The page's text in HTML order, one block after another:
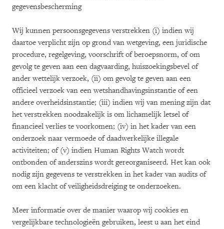
gegevensbescherming
Wij kunnen persoonsgegevens verstrekken (i) indien wij
daartoe verplicht zijn op grond van wetgeving, een juridische
procedure, regelgeving, voorschrift of beroepsnorm, of om
gevolg te geven aan een dagvaarding, huiszoekingsbevel of
ander wettelijk verzoek, (ii) om gevolg te geven aan een
officieel verzoek van een wetshandhavingsinstantie of een
andere overheidsinstantie; (iii) indien wij van mening zijn dat
het verstrekken noodzakelijk is om lichamelijk letsel of
financieel verlies te voorkomen; (iv) in het kader van een
onderzoek naar vermoede of daadwerkelijke illegale
activiteiten; of (v) indien Human Rights Watch wordt
ontbonden of anderszins wordt gereorganiseerd. Het kan ook
nodig zijn gegevens te verstrekken in het kader van audits of
om een klacht of veiligheidsdreiging te onderzoeken.
Meer informatie over de manier waarop wij cookies en
vergelijkbare technologieën gebruiken, leest u aan het eind